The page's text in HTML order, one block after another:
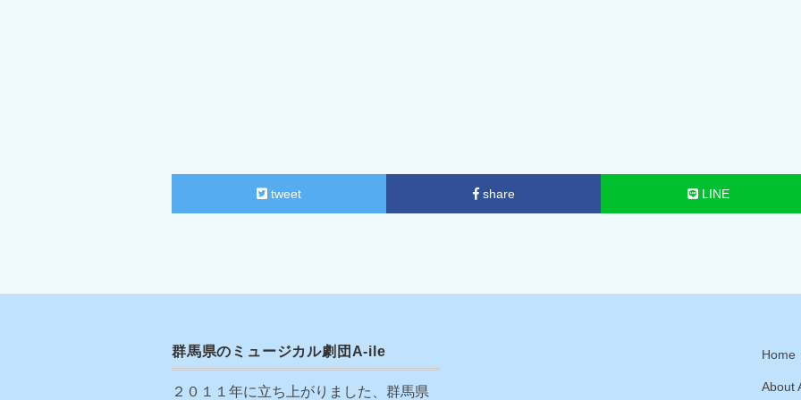
tweet share LINE
群馬県のミュージカル劇団A-ile
２０１１年に立ち上がりました、群馬県
Home
About